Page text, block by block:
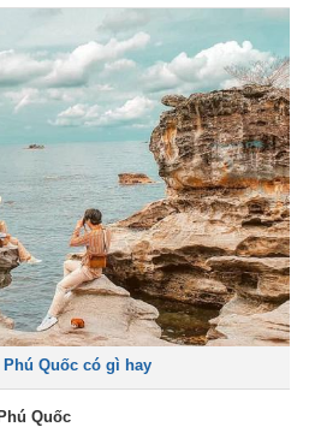
Phú Quốc có gì hay
Quốc